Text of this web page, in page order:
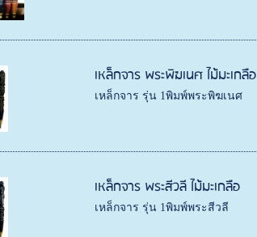
เหล็กจาร พระพิฆเนศ ไม้มะเกลือ
เหล็กจาร รุ่น 1พิมพ์พระพิฆเนศ
เหล็กจาร พระสีวลี ไม้มะเกลือ
เหล็กจาร รุ่น 1พิมพ์พระสีวลี